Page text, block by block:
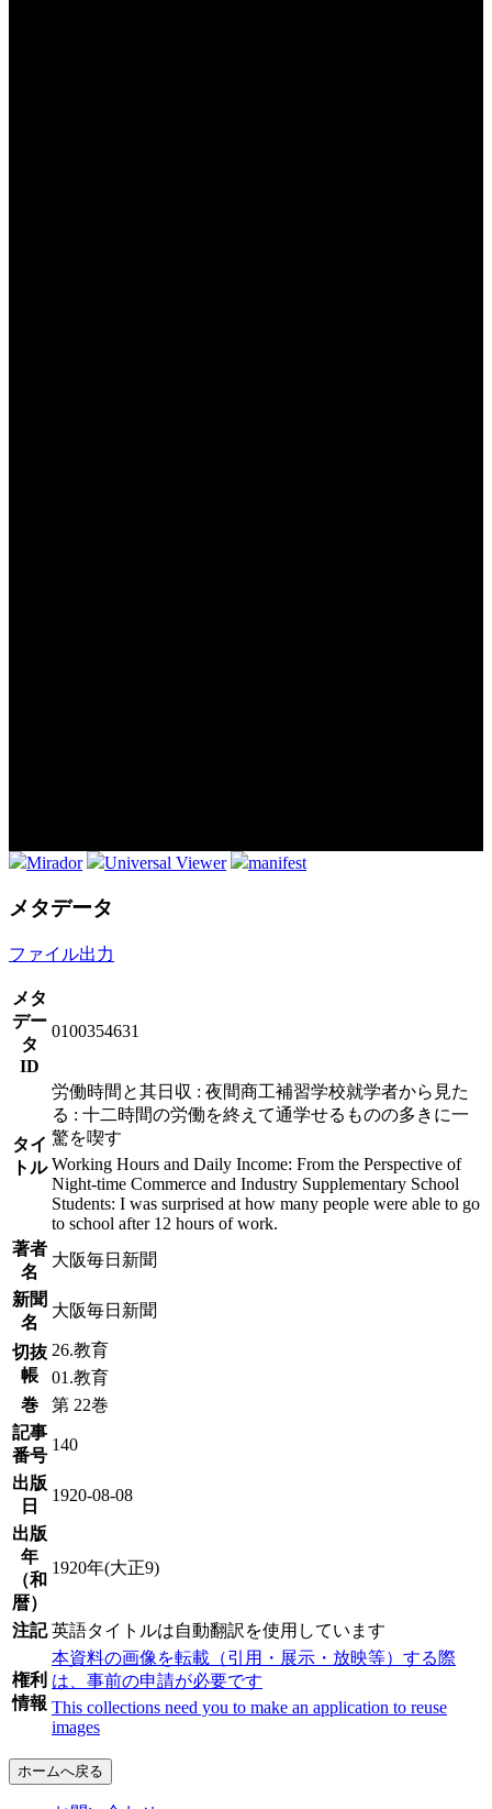
Mirador Universal Viewer manifest
メタデータ
ファイル出力
メタ
デー
タ
ID
0100354631
タイ
トル
労働時間と其日収 : 夜間商工補習学校就学者から見た
る : 十二時間の労働を終えて通学せるものの多きに一
驚を喫す
Working Hours and Daily Income: From the Perspective of
Night-time Commerce and Industry Supplementary School
Students: I was surprised at how many people were able to go
to school after 12 hours of work.
著者
名
大阪毎日新聞
新聞
名
大阪毎日新聞
切抜
帳
26.教育
01.教育
巻
第 22巻
記事
番号
140
出版
日
1920-08-08
出版
年
（和
暦）
1920年(大正9)
注記 英語タイトルは自動翻訳を使用しています
権利
情報
本資料の画像を転載（引用・展示・放映等）する際
は、事前の申請が必要です
This collections need you to make an application to reuse
images
ホームへ戻る